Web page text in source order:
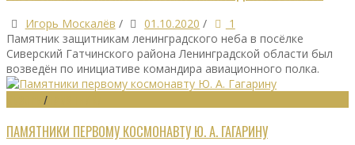
Игорь Москалёв / 01.10.2020 /
1
Памятник защитникам ленинградского неба в посёлке
Сиверский Гатчинского района Ленинградской области был
возведён по инициативе командира авиационного полка.
/
ПАМЯТНИКИ ПЕРВОМУ КОСМОНАВТУ Ю. А. ГАГАРИНУ